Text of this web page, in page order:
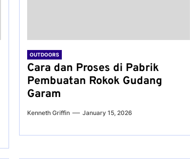
OUTDOORS
Cara dan Proses di Pabrik
Pembuatan Rokok Gudang
Garam
Kenneth Griffin January 15, 2026